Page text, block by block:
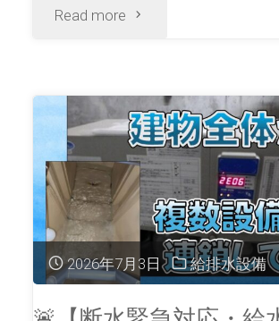
Read more
2026年7月3日 給排水設備